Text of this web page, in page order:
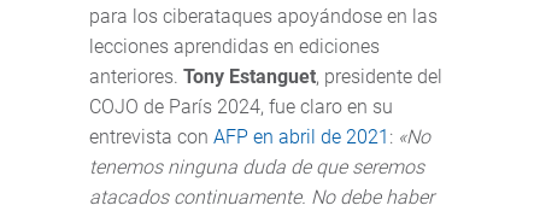
para los ciberataques apoyándose en las
lecciones aprendidas en ediciones
anteriores. Tony Estanguet, presidente del
COJO de París 2024, fue claro en su
entrevista con AFP en abril de 2021 : «No
tenemos ninguna duda de que seremos
atacados continuamente. No debe haber